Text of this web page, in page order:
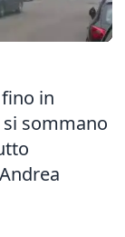
in
sommano